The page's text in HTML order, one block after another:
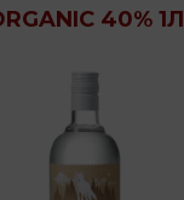
40% 1Л